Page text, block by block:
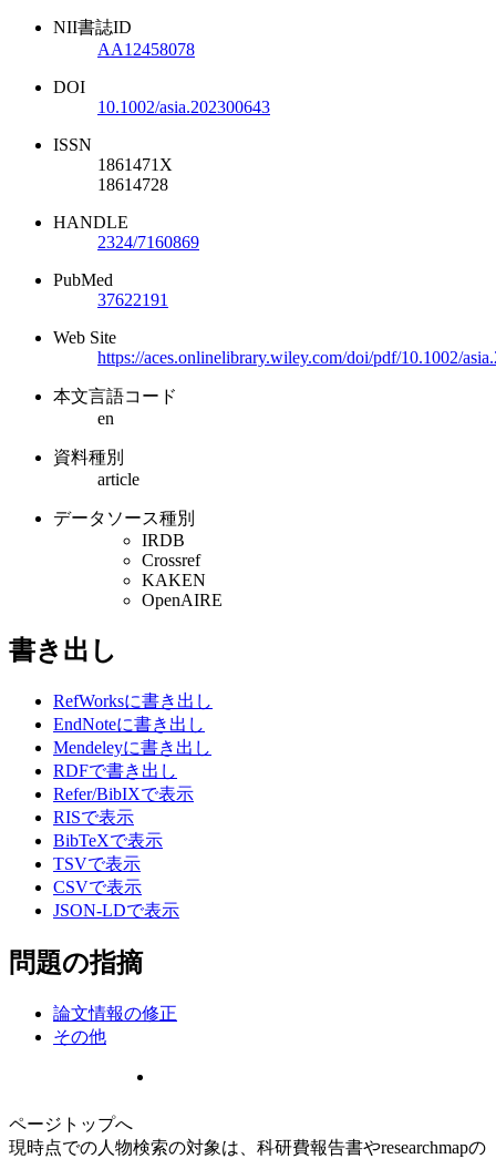
NII書誌ID
AA12458078
DOI
10.1002/asia.202300643
ISSN
1861471X
18614728
HANDLE
2324/7160869
PubMed
37622191
Web Site
https://aces.onlinelibrary.wiley.com/doi/pdf/10.1002/
本文言語コード
en
資料種別
article
データソース種別
IRDB
Crossref
KAKEN
OpenAIRE
書き出し
RefWorksに書き出し
EndNoteに書き出し
Mendeleyに書き出し
RDFで書き出し
Refer/BibIXで表示
RISで表示
BibTeXで表示
TSVで表示
CSVで表示
JSON-LDで表示
問題の指摘
論文情報の修正
その他
ページトップへ
現時点での人物検索の対象は、科研費報告書やresearchmapの